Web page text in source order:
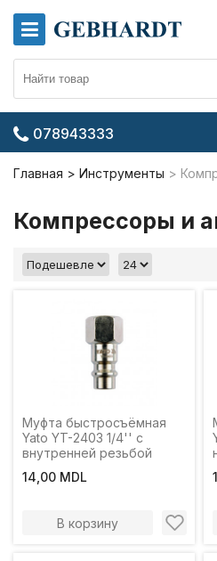
078943333
Главная Инструменты
Компрессоры и
Муфта быстросъёмная
Yato YT-2403 1/4'' с
внутренней резьбой
14,00 MDL
В корзину